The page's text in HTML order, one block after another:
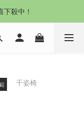
務艙一次擁有
殺中！
務艙一次擁有